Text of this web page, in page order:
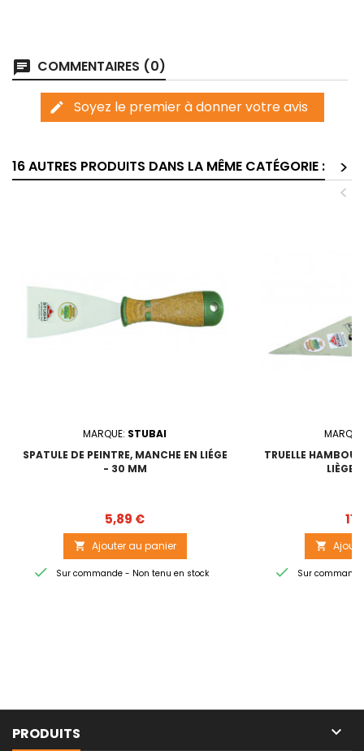
chat COMMENTAIRES (0)
edit Soyez le premier à donner votre avis
16 AUTRES PRODUITS DANS LA MÊME CATÉGORIE :
>
<
MARQUE: STUBAI
SPATULE DE PEINTRE, MANCHE EN LIÉGE
- 30 MM
Prix
5,89 €
 Ajouter au panier
 Sur commande - Non tenu en stock
TRUELLE
LIÈGE

 Sur
PRODUITS 